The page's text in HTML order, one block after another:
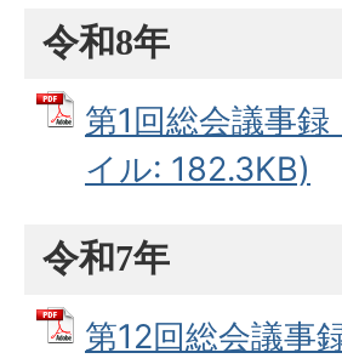
令和8年
第1回総会議事
イル: 182.3KB)
令和7年
第12回総会議事